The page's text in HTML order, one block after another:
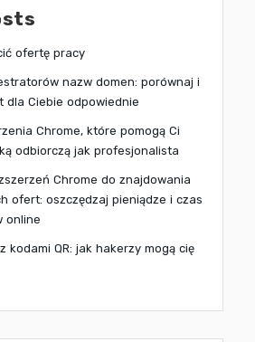
ofertę pracy
nazw domen: porównaj i
dla Ciebie odpowiednie
Chrome, które pomogą Ci
odbiorczą jak profesjonalista
Chrome do znajdowania
ofert: oszczędzaj pieniądze i czas
online
kodami QR: jak hakerzy mogą cię